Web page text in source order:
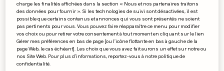
PROBLÈME SANITAIRE
Vous prendrez votre café
avec ou sans fourmis?
charge les finalités affichées dans la section « Nous et nos partenaires traitons
des données pour fournir ». Si les technologies de suivi sont désactivées, il est
possible que certains contenus et annonces qui vous sont présentés ne soient
pas pertinents pour vous. Vous pouvez faire réapparaître ce menu pour modifier
vos choix ou pour retirer votre consentement à tout moment en cliquant sur le lien
Gérer mes préférences en bas de page [ou l'icône flottante en bas à gauche de la
page Web, le cas échéant]. Les choix que vous avez fait aurons un effet sur notre ou
nos Site Web. Pour plus d’informations, reportez-vous à notre politique de
confidentialité.